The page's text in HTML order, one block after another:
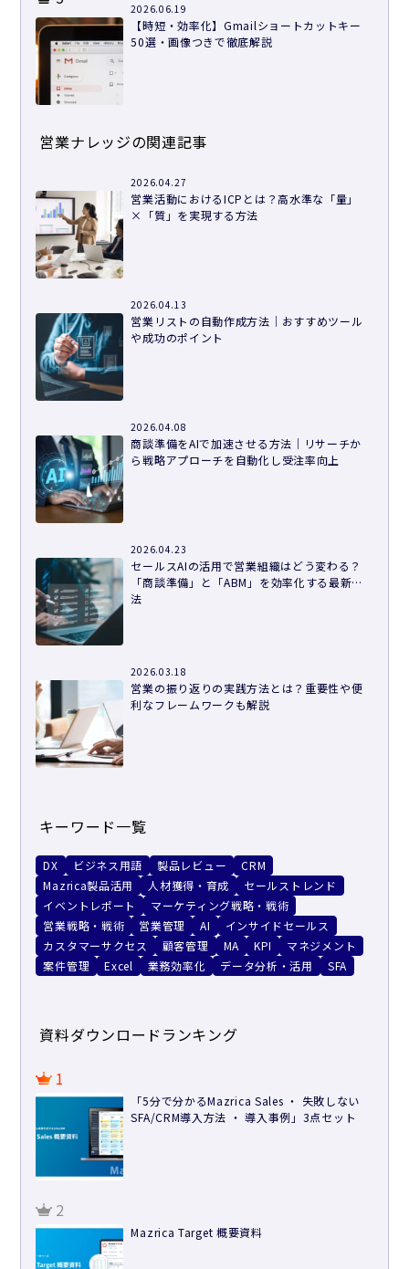
2026.06.19
【時短・効率化】Gmailショートカットキー
50選・画像つきで徹底解説
営業ナレッジの関連記事
2026.04.27
営業活動におけるICPとは？高水準な「量」
×「質」を実現する方法
2026.04.13
営業リストの自動作成方法｜おすすめツール
や成功のポイント
2026.04.08
商談準備をAIで加速させる方法｜リサーチか
ら戦略アプローチを自動化し受注率向上
2026.04.23
セールスAIの活用で営業組織はどう変わる？
「商談準備」と「ABM」を効率化する最新手
法
2026.03.18
営業の振り返りの実践方法とは？重要性や便
利なフレームワークも解説
キーワード一覧
DX ビジネス用語 製品レビュー
CRM
Mazrica製品活用
人材獲得・育成
セールストレンド
イベントレポート
マーケティング戦略・戦術
営業戦略・戦術
営業管理 AI
インサイドセールス
カスタマーサクセス
顧客管理 MA KPI
マネジメント
案件管理
Excel 業務効率化 データ分析・活用 SFA
資料ダウンロードランキング
1
「5分で分かるMazrica Sales ・ 失敗しない
SFA/CRM導入方法 ・ 導入事例」3点セット
2
Mazrica Target 概要資料